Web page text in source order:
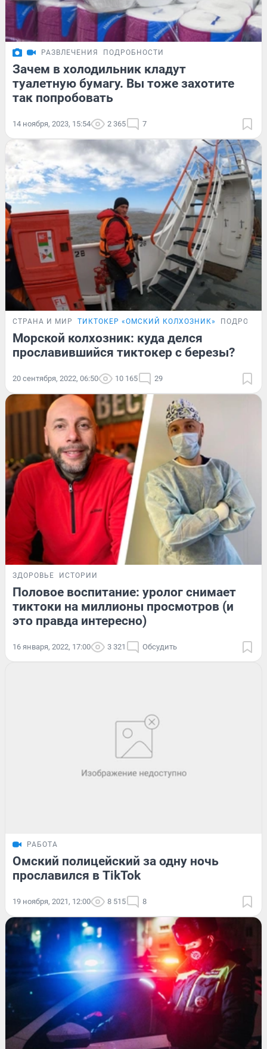
РАЗВЛЕЧЕНИЯ ПОДРОБНОСТИ
Зачем в холодильник кладут
туалетную бумагу. Вы тоже захотите
так попробовать
14 ноября, 2023, 15:54 2 365 7
СТРАНА И МИР ТИКТОКЕР «ОМСКИЙ КОЛХОЗНИК»
Морской колхозник: куда делся
прославившийся тиктокер с березы?
20 сентября, 2022, 06:50 10 165 29
ЗДОРОВЬЕ ИСТОРИИ
Половое воспитание: уролог снимает
тиктоки на миллионы просмотров (и
это правда интересно)
16 января, 2022, 17:00 3 321 Обсудить
РАБОТА
Омский полицейский за одну ночь
прославился в TikTok
19 ноября, 2021, 12:00 8 515 8